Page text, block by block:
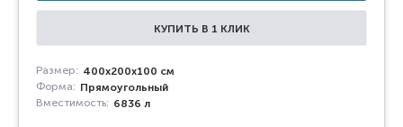
КУПИТЬ В 1 КЛИК
Размер: 400x200x100 см
Форма: Прямоугольный
Вместимость: 6836 л